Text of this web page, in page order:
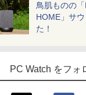
鳥肌ものの
HOME」サ
た！
PC Watch をフォ